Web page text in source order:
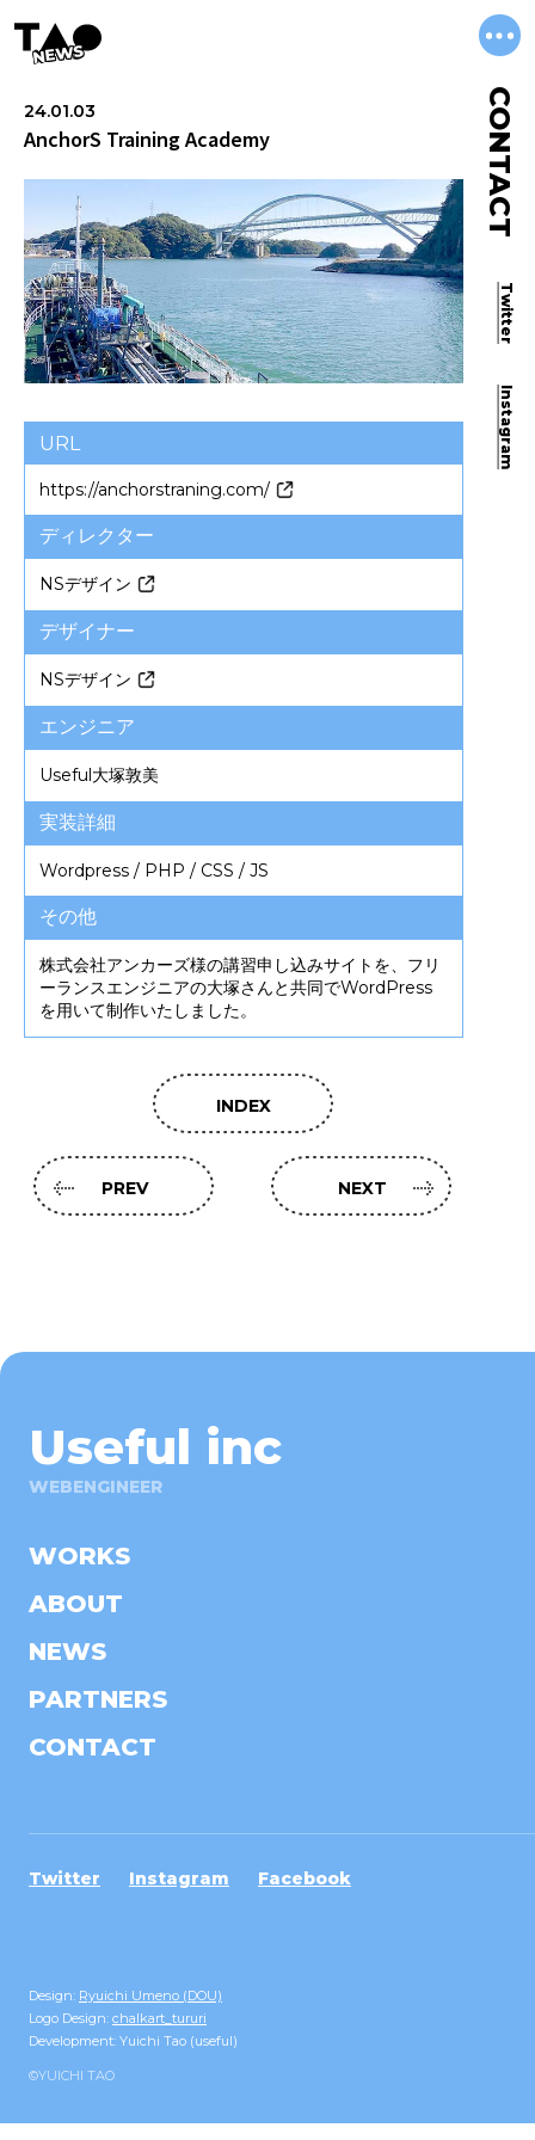
NEWS
CONTACT
Twitter
Instagram
24.01.03
AnchorS Training Academy
URL
https://anchorstraning.com/
ディレクター
NSデザイン
デザイナー
NSデザイン
エンジニア
Useful大塚敦美
実装詳細
Wordpress / PHP / CSS / JS
その他
株式会社アンカーズ様の講習申し込みサイトを、フリ
ーランスエンジニアの大塚さんと共同でWordPress
を用いて制作いたしました。
INDEX
PREV NEXT
Useful inc
WEBENGINEER
WORKS
ABOUT
NEWS
PARTNERS
CONTACT
Twitter Instagram Facebook
Design: Ryuichi Umeno (DOU)
Logo Design: chalkart_tururi
Development: Yuichi Tao (useful)
©YUICHI TAO︎